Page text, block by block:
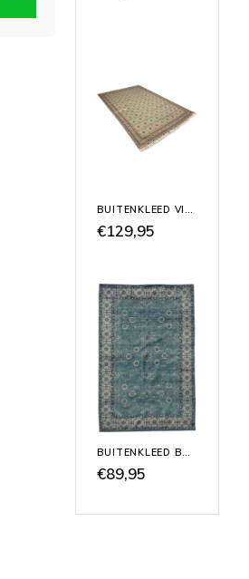
BUITENKLEED VINTAGE PASTEL
€129,95
€89,95